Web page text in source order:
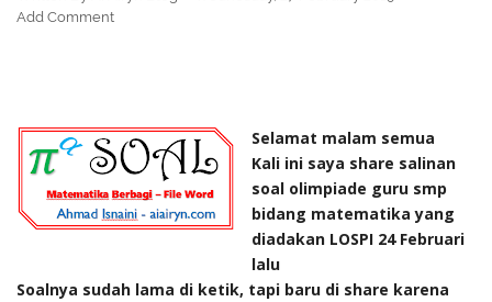
Add Comment
Selamat malam semua
Kali ini saya share salinan
soal olimpiade guru smp
bidang matematika yang
diadakan LOSPI 24 Februari
lalu
Soalnya sudah lama di ketik, tapi baru di share karena